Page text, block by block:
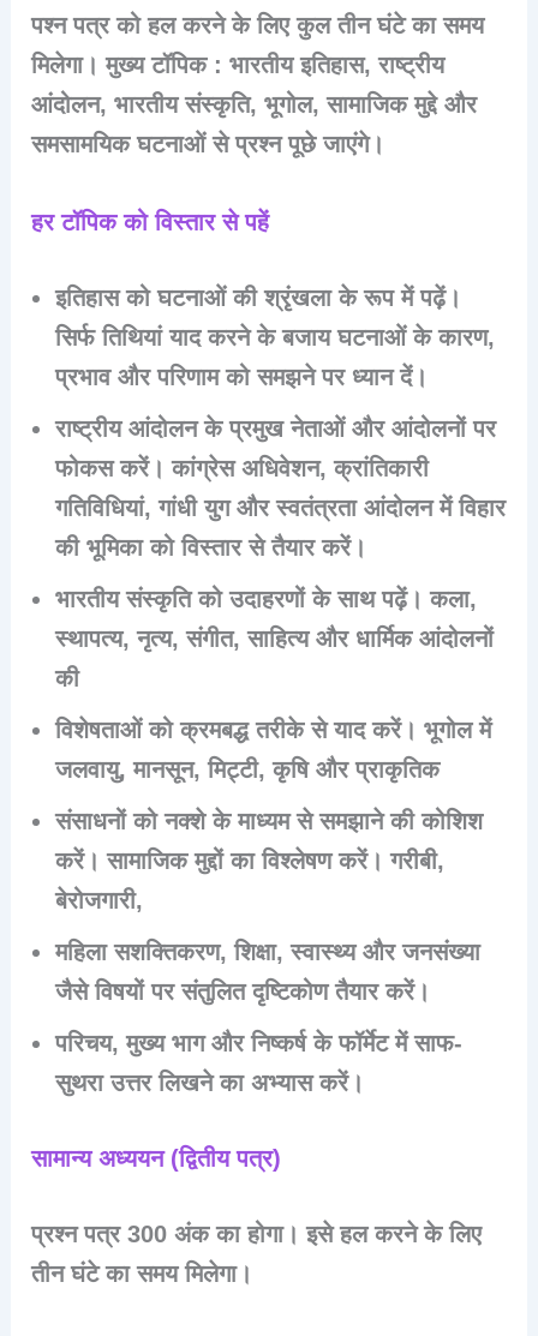
पश्न पत्र को हल करने के लिए कुल तीन घंटे का समय
मिलेगा। मुख्य टॉपिक : भारतीय इतिहास, राष्ट्रीय
आंदोलन, भारतीय संस्कृति, भूगोल, सामाजिक मुद्दे और
समसामयिक घटनाओं से प्रश्न पूछे जाएंगे।
हर टॉपिक को विस्तार से पहें
इतिहास को घटनाओं की श्रृंखला के रूप में पढ़ें।
सिर्फ तिथियां याद करने के बजाय घटनाओं के कारण,
प्रभाव और परिणाम को समझने पर ध्यान दें।
राष्ट्रीय आंदोलन के प्रमुख नेताओं और आंदोलनों पर
फोकस करें। कांग्रेस अधिवेशन, क्रांतिकारी
गतिविधियां, गांधी युग और स्वतंत्रता आंदोलन में विहार
की भूमिका को विस्तार से तैयार करें।
भारतीय संस्कृति को उदाहरणों के साथ पढ़ें। कला,
स्थापत्य, नृत्य, संगीत, साहित्य और धार्मिक आंदोलनों
की
विशेषताओं को क्रमबद्ध तरीके से याद करें। भूगोल में
जलवायु, मानसून, मिट्टी, कृषि और प्राकृतिक
संसाधनों को नक्शे के माध्यम से समझाने की कोशिश
करें। सामाजिक मुद्दों का विश्लेषण करें। गरीबी,
बेरोजगारी,
महिला सशक्तिकरण, शिक्षा, स्वास्थ्य और जनसंख्या
जैसे विषयों पर संतुलित दृष्टिकोण तैयार करें।
परिचय, मुख्य भाग और निष्कर्ष के फॉर्मेट में साफ-
सुथरा उत्तर लिखने का अभ्यास करें।
सामान्य अध्ययन (द्वितीय पत्र)
प्रश्न पत्र 300 अंक का होगा। इसे हल करने के लिए
तीन घंटे का समय मिलेगा।